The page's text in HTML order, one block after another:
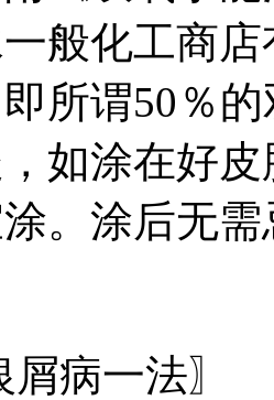
般化工商
所谓50％
如涂在好
。涂后无需
病一法〗